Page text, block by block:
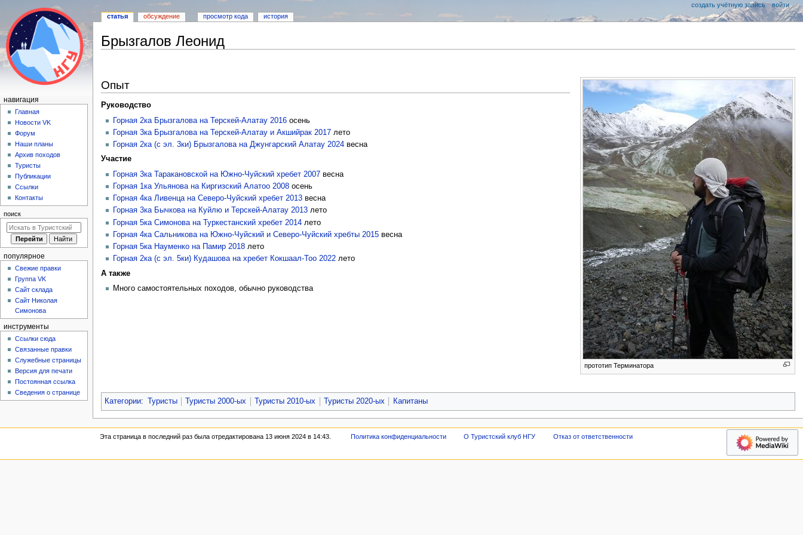
Брызгалов Леонид
навигации
поиску
прототип Терминатора
Опыт
Руководство
Горная 2ка Брызгалова на Терскей-Алатау 2016осень
Горная 3ка Брызгалова на Терскей-Алатау и Акшийрак 2017лето
Горная 2ка (с эл. 3ки) Брызгалова на Джунгарский Алатау 2024весна
Участие
Горная 3ка Таракановской на Южно-Чуйский хребет 2007весна
Горная 1ка Ульянова на Киргизский Алатоо 2008осень
Горная 4ка Ливенца на Северо-Чуйский хребет 2013весна
Горная 3ка Бычкова на Куйлю и Терскей-Алатау 2013лето
Горная 5ка Симонова на Туркестанский хребет 2014лето
Горная 4ка Сальникова на Южно-Чуйский и Северо-Чуйский хребты 2015весна
Горная 5ка Науменко на Памир 2018лето
Горная 2ка (с эл. 5ки) Кудашова на хребет Кокшаал-Тоо 2022лето
А также
Много самостоятельных походов, обычно руководства
Категории: Туристы Туристы 2000-ых Туристы 2010-ых Туристы 2020-ых Капитаны
Н
я
статья обсуждение просмотр кода история
создать учётную запись войти
навигация
Главная
Новости VK
Форум
Наши планы
Архив походов
Туристы
Публикации
Ссылки
Контакты
поиск
популярное
Свежие правки
Группа VK
Сайт склада
Сайт Николая
Симонова
инструменты
Ссылки сюда
Связанные правки
Служебные страницы
Версия для печати
Постоянная ссылка
Сведения о странице
Эта страница в последний раз была отредактирована 13 июня 2024 в 14:43. Политика конфиденциальности О Туристский клуб НГУ Отказ от ответственности